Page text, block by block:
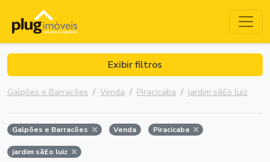
Exibir filtros
Galpões e Barracões Venda Piracicaba jardim sã£o luiz
Galpões e Barracões Venda Piracicaba
jardim sã£o luiz